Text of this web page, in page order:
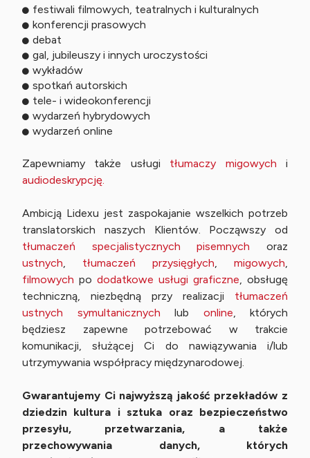
festiwali filmowych, teatralnych i kulturalnych
konferencji prasowych
debat
gal, jubileuszy i innych uroczystości
wykładów
spotkań autorskich
tele- i wideokonferencji
wydarzeń hybrydowych
wydarzeń online
Zapewniamy także usługi tłumaczy migowych i
audiodeskrypcję.
Ambicją Lidexu jest zaspokajanie wszelkich potrzeb
translatorskich naszych Klientów. Począwszy od
tłumaczeń specjalistycznych pisemnych oraz
ustnych, tłumaczeń przysięgłych, migowych,
filmowych po dodatkowe usługi graficzne, obsługę
techniczną, niezbędną przy realizacji tłumaczeń
ustnych symultanicznych lub online, których
będziesz zapewne potrzebować w trakcie
komunikacji, służącej Ci do nawiązywania i/lub
utrzymywania współpracy międzynarodowej.
Gwarantujemy Ci najwyższą jakość przekładów z
dziedzin kultura i sztuka oraz bezpieczeństwo
przesyłu, przetwarzania, a także
przechowywania danych, których